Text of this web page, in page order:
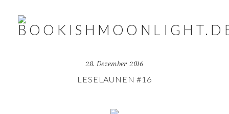
28. Dezember 2016
LESELAUNEN #16